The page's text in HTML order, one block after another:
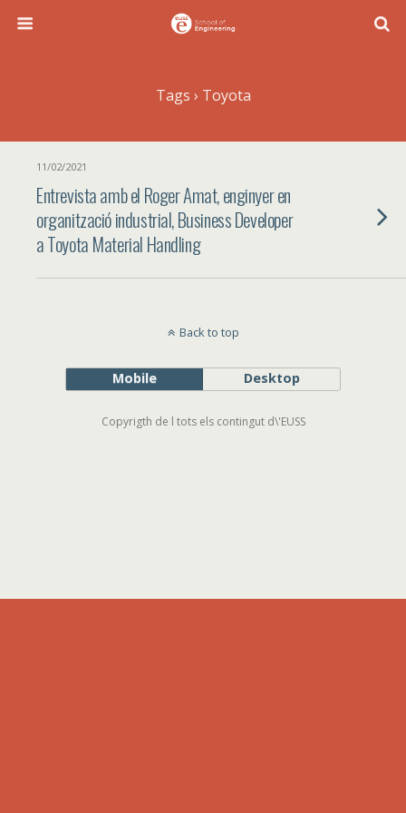
Tags › Toyota
11/02/2021
Entrevista amb el Roger Amat, enginyer en
organització industrial, Business Developer
a Toyota Material Handling
Back to top
Mobile Desktop
Copyrigth de l tots els contingut d\'EUSS